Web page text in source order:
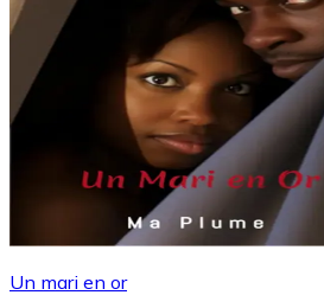
Un mari en or